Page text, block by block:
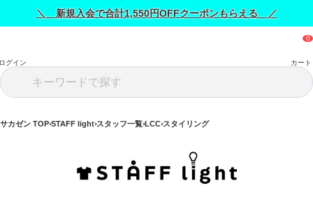
＼ 新規入会で合計1,550円OFFクーポンもらえる ／
グイン カート
サカゼン TOP STAFF light スタッフ一覧 LCC スタイリング